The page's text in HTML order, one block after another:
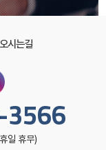
오시는길
일 휴무)